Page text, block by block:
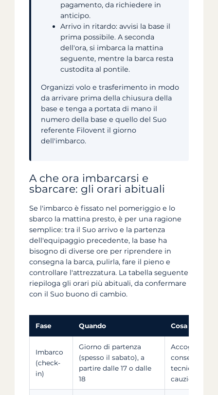
pagamento, da richiedere in
anticipo.
Arrivo in ritardo: avvisi la base il
prima possibile. A seconda
dell'ora, si imbarca la mattina
seguente, mentre la barca resta
custodita al pontile.
Organizzi volo e trasferimento in modo
da arrivare prima della chiusura della
base e tenga a portata di mano il
numero della base e quello del Suo
referente Filovent il giorno
dell'imbarco.
A che ora imbarcarsi e
sbarcare: gli orari abituali
Se l'imbarco è fissato nel pomeriggio e lo
sbarco la mattina presto, è per una ragione
semplice: tra il Suo arrivo e la partenza
dell'equipaggio precedente, la base ha
bisogno di diverse ore per riprendere in
consegna la barca, pulirla, fare il pieno e
controllare l'attrezzatura. La tabella seguente
riepiloga gli orari più abituali, da confermare
con il Suo buono di cambio.
Fase Quando Cosa succede
Imbarco
(check-
in)
Giorno di partenza
(spesso il sabato), a
partire dalle 17 o dalle
18
Accoglienza
consegna,
tecnico e di
cauzione